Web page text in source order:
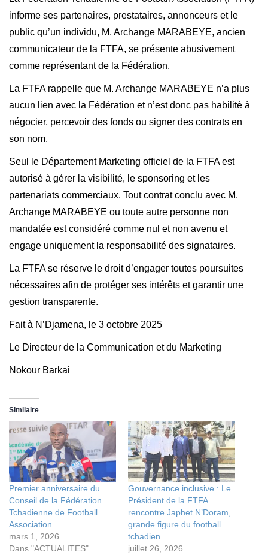
informe ses partenaires, prestataires, annonceurs et le
public qu’un individu, M. Archange MARABEYE, ancien
communicateur de la FTFA, se présente abusivement
comme représentant de la Fédération.
La FTFA rappelle que M. Archange MARABEYE n’a plus
aucun lien avec la Fédération et n’est donc pas habilité à
négocier, percevoir des fonds ou signer des contrats en
son nom.
Seul le Département Marketing officiel de la FTFA est
autorisé à gérer la visibilité, le sponsoring et les
partenariats commerciaux. Tout contrat conclu avec M.
Archange MARABEYE ou toute autre personne non
mandatée est considéré comme nul et non avenu et
engage uniquement la responsabilité des signataires.
La FTFA se réserve le droit d’engager toutes poursuites
nécessaires afin de protéger ses intérêts et garantir une
gestion transparente.
Fait à N’Djamena, le 3 octobre 2025
Le Directeur de la Communication et du Marketing
Nokour Barkai
Similaire
Premier anniversaire du
Conseil de la Fédération
Tchadienne de Football
Association
mars 1, 2026
Dans "ACTUALITES"
Gouvernance inclusive : Le
Président de la FTFA
rencontre Japhet N’Doram,
grande figure du football
tchadien
juillet 26, 2026